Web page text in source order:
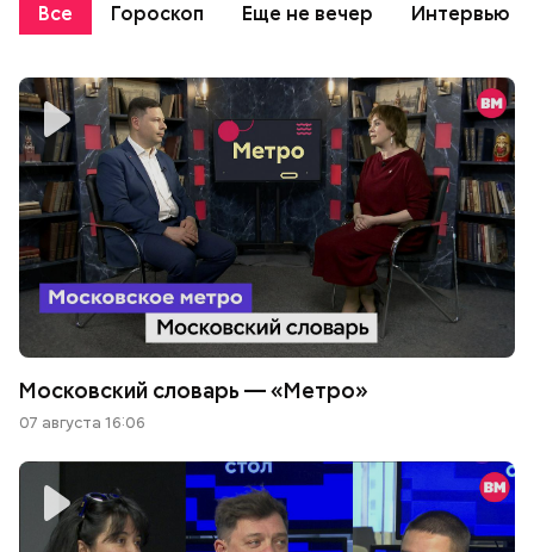
Все Гороскоп Еще не вечер Интервью
Московский словарь — «Метро»
07 августа 16:06